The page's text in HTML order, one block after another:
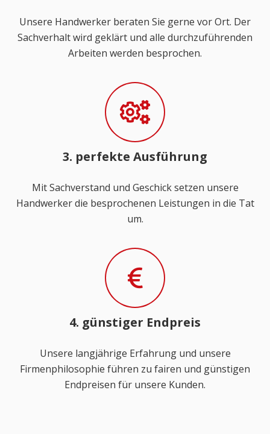
Unsere Handwerker beraten Sie gerne vor Ort. Der
Sachverhalt wird geklärt und alle durchzuführenden
Arbeiten werden besprochen.
3. perfekte Ausführung
Mit Sachverstand und Geschick setzen unsere
Handwerker die besprochenen Leistungen in die Tat
um.
4. günstiger Endpreis
Unsere langjährige Erfahrung und unsere
Firmenphilosophie führen zu fairen und günstigen
Endpreisen für unsere Kunden.